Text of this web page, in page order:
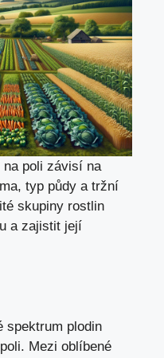
poli závisí na
typ půdy a tržní
skupiny rostlin
a zajistit její
spektrum plodin
Mezi oblíbené